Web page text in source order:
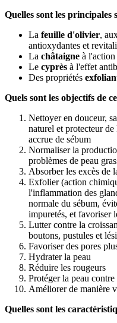
Quelles sont les principales
La feuille d'olivier,
antioxydantes et
La châtaigne à l'action
Le cyprès à l'effet
Des propriétés
Quels sont les objectifs de
Nettoyer en douceur,
naturel et protecteur
accrue de sébum
Normaliser la
problèmes de peau
Absorber les excès de
Exfolier (action
l'inflammation des
normale du sébum,
impuretés, et favoriser
Lutter contre la
boutons, pustules et
Favoriser des pores
Hydrater la peau
Réduire les rougeurs
Protéger la peau
Améliorer de manière
Quelles sont les